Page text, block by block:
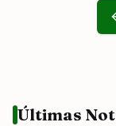
Últimas